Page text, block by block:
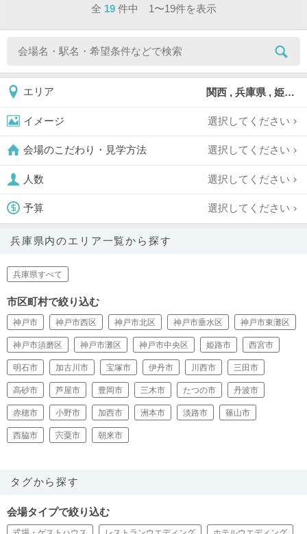
全 19 件中 1〜19件を表示
エリア 関西 , 兵庫県 , 姫路市
イメージ 選択してください
会場のこだわり・見学方法 選択してください
人数 選択してください
予算 選択してください
兵庫県内のエリア一覧から探す
兵庫県すべて
市区町村で絞り込む
神戸市 神戸市西区 神戸市北区 神戸市垂水区 神戸市東灘区
神戸市須磨区 神戸市灘区 神戸市中央区 姫路市 西宮市
明石市 加古川市 宝塚市 伊丹市 川西市 三田市
高砂市 芦屋市 豊岡市 三木市 たつの市 丹波市
赤穂市 小野市 加西市 洲本市 淡路市 篠山市
西脇市 宍粟市 朝来市
タグから探す
会場タイプで絞り込む